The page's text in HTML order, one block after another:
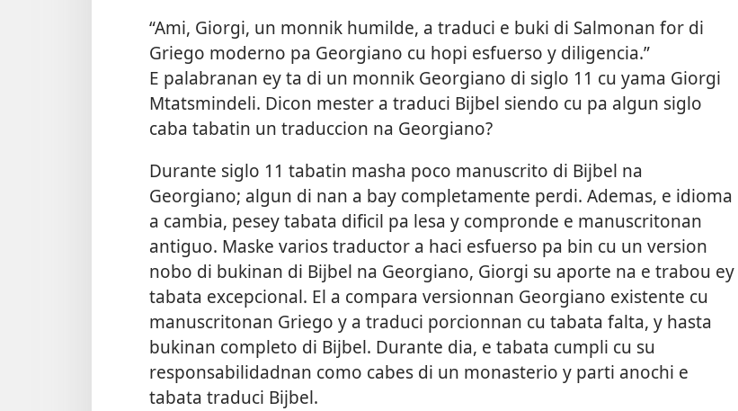
“Ami, Giorgi, un monnik humilde, a traduci e buki di Salmonan for di
Griego moderno pa Georgiano cu hopi esfuerso y diligencia.”
E palabranan ey ta di un monnik Georgiano di siglo 11 cu yama Giorgi
Mtatsmindeli. Dicon mester a traduci Bijbel siendo cu pa algun siglo
caba tabatin un traduccion na Georgiano?
Durante siglo 11 tabatin masha poco manuscrito di Bijbel na
Georgiano; algun di nan a bay completamente perdi. Ademas, e idioma
a cambia, pesey tabata dificil pa lesa y compronde e manuscritonan
antiguo. Maske varios traductor a haci esfuerso pa bin cu un version
nobo di bukinan di Bijbel na Georgiano, Giorgi su aporte na e trabou ey
tabata excepcional. El a compara versionnan Georgiano existente cu
manuscritonan Griego y a traduci porcionnan cu tabata falta, y hasta
bukinan completo di Bijbel. Durante dia, e tabata cumpli cu su
responsabilidadnan como cabes di un monasterio y parti anochi e
tabata traduci Bijbel.